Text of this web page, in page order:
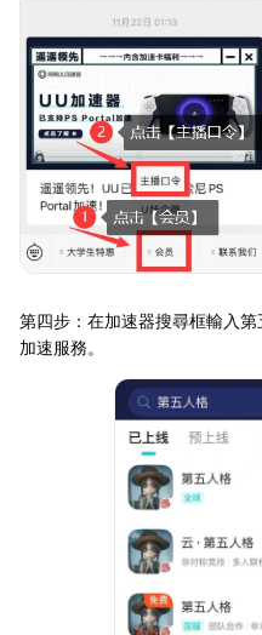
第四步：在加速器搜尋框輸入
加速服務。